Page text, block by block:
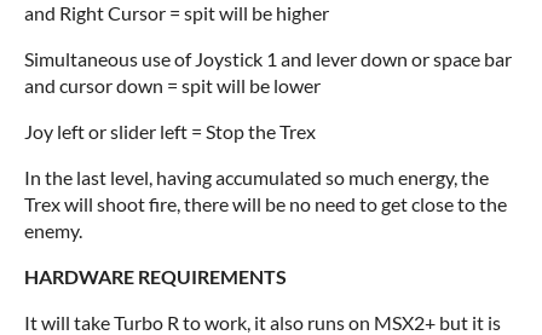
and Right Cursor = spit will be higher
Simultaneous use of Joystick 1 and lever down or space bar
and cursor down = spit will be lower
Joy left or slider left = Stop the Trex
In the last level, having accumulated so much energy, the
Trex will shoot fire, there will be no need to get close to the
enemy.
HARDWARE REQUIREMENTS
It will take Turbo R to work, it also runs on MSX2+ but it is